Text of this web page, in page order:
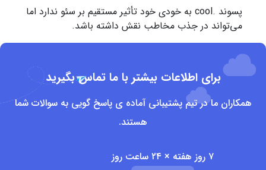
پسوند .cool به خودی خود تأثیر مستقیم بر سئو ندارد اما
می‌تواند در جذب مخاطب نقش داشته باشد.
برای اطلاعات بیشتر با ما تماس بگیرید
همکاران ما در تیم پشتیبانی آماده ی پاسخ گویی به سوالات شما
هستند.
۷ روز هفته × ۲۴ ساعت روز